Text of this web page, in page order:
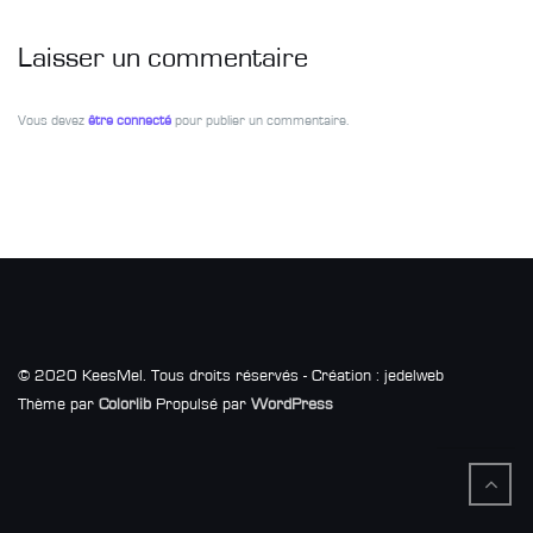
Laisser un commentaire
Vous devez être connecté pour publier un commentaire.
© 2020 KeesMel. Tous droits réservés - Création : jedelweb
Thème par Colorlib Propulsé par WordPress